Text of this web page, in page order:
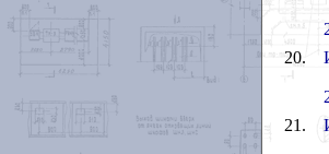
20.
21.